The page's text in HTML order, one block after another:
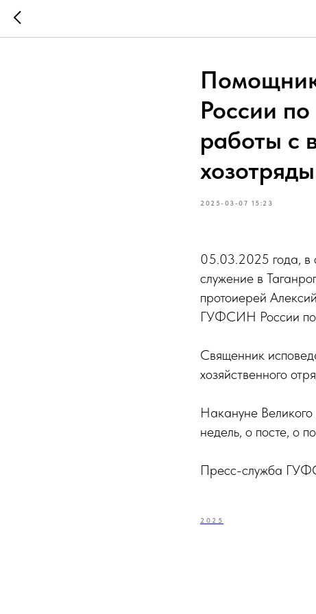
России
работы с
хозотряды
2025-03-07 15:23
05.03.2025 года, в
служение в
протоиерей
ГУФСИН России по
Священник
хозяйственного
Накануне Великого
недель, о посте, о
Пресс-служба
2025